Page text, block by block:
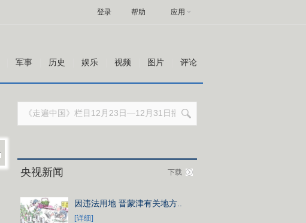
帮助 应用
登录
军事 历史 娱乐 视频 图片 评论
央视新闻 下载
因违法用地 晋蒙津有关地方..
[详细]